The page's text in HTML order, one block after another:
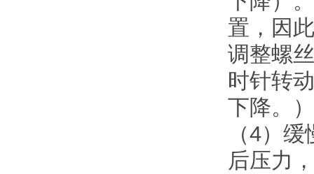
置，因
调整螺
时针转
下降。
（4）
后压力